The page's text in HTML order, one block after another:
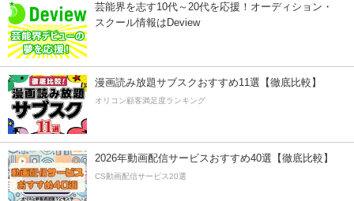
芸能界を志す10代～20代を応援！オーディション・
スクール情報はDeview
漫画読み放題サブスクおすすめ11選【徹底比較】
オリコン顧客満足度ランキング
2026年動画配信サービスおすすめ40選【徹底比較】
CS動画配信サービス20選